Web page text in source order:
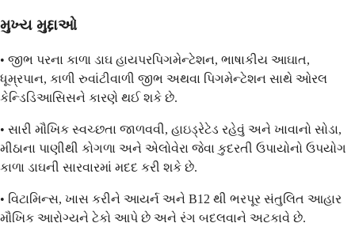
મુખ્ય મુદ્દાઓ
• જીભ પરના કાળા ડાઘ હાયપરપિગમેન્ટેશન, ભાષાકીય આઘાત,
ધૂમ્રપાન, કાળી રુવાંટીવાળી જીભ અથવા પિગમેન્ટેશન સાથે ઓરલ
કેન્ડિડિઆસિસને કારણે થઈ શકે છે.
• સારી મૌખિક સ્વચ્છતા જાળવવી, હાઇડ્રેટેડ રહેવું અને ખાવાનો સોડા,
મીઠાના પાણીથી કોગળા અને એલોવેરા જેવા કુદરતી ઉપાયોનો ઉપયોગ
કાળા ડાઘની સારવારમાં મદદ કરી શકે છે.
• વિટામિન્સ, ખાસ કરીને આયર્ન અને B12 થી ભરપૂર સંતુલિત આહાર
મૌખિક આરોગ્યને ટેકો આપે છે અને રંગ બદલવાને અટકાવે છે.